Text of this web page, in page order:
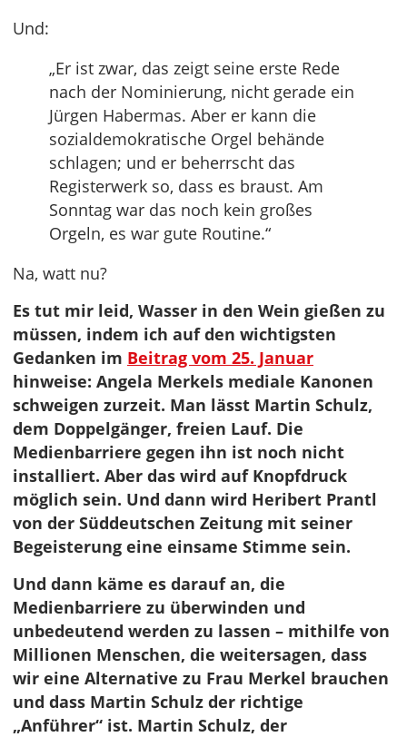
Und:
„Er ist zwar, das zeigt seine erste Rede
nach der Nominierung, nicht gerade ein
Jürgen Habermas. Aber er kann die
sozialdemokratische Orgel behände
schlagen; und er beherrscht das
Registerwerk so, dass es braust. Am
Sonntag war das noch kein großes
Orgeln, es war gute Routine.“
Na, watt nu?
Es tut mir leid, Wasser in den Wein gießen zu
müssen, indem ich auf den wichtigsten
Gedanken im Beitrag vom 25. Januar
hinweise: Angela Merkels mediale Kanonen
schweigen zurzeit. Man lässt Martin Schulz,
dem Doppelgänger, freien Lauf. Die
Medienbarriere gegen ihn ist noch nicht
installiert. Aber das wird auf Knopfdruck
möglich sein. Und dann wird Heribert Prantl
von der Süddeutschen Zeitung mit seiner
Begeisterung eine einsame Stimme sein.
Und dann käme es darauf an, die
Medienbarriere zu überwinden und
unbedeutend werden zu lassen – mithilfe von
Millionen Menschen, die weitersagen, dass
wir eine Alternative zu Frau Merkel brauchen
und dass Martin Schulz der richtige
„Anführer“ ist. Martin Schulz, der